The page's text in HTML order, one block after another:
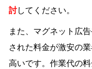
討してください。
また、マグネット広
された料金が激安の
高いです。作業代の料